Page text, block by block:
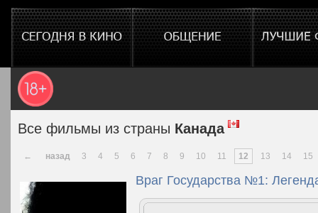
Все фильмы из страны Канада
← назад 3 4 5 6 7 8 9 10 11 12 13 14 15
Враг Государства №1: